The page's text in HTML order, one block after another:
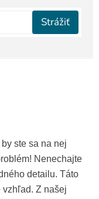
Strážiť
ste sa na nej
Nenechajte
detailu. Táto
vzhľad. Z našej